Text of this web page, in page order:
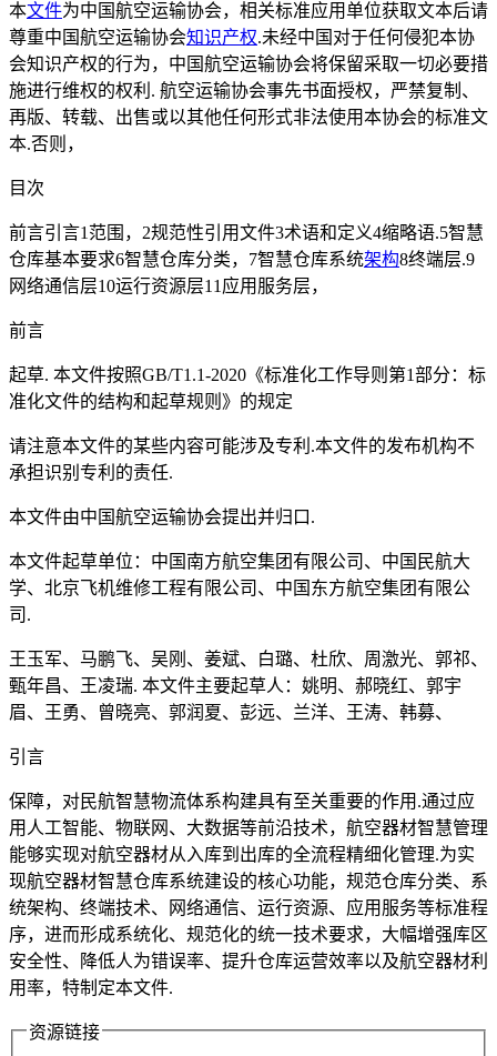
本文件为中国航空运输协会，相关标准应用单位获取文本后请
尊重中国航空运输协会知识产权.未经中国对于任何侵犯本协
会知识产权的行为，中国航空运输协会将保留采取一切必要措
施进行维权的权利. 航空运输协会事先书面授权，严禁复制、
再版、转载、出售或以其他任何形式非法使用本协会的标准文
本.否则，
目次
前言引言1范围，2规范性引用文件3术语和定义4缩略语.5智慧
仓库基本要求6智慧仓库分类，7智慧仓库系统架构8终端层.9
网络通信层10运行资源层11应用服务层，
前言
起草. 本文件按照GB/T1.1-2020《标准化工作导则第1部分：标
准化文件的结构和起草规则》的规定
请注意本文件的某些内容可能涉及专利.本文件的发布机构不
承担识别专利的责任.
本文件由中国航空运输协会提出并归口.
本文件起草单位：中国南方航空集团有限公司、中国民航大
学、北京飞机维修工程有限公司、中国东方航空集团有限公
司.
王玉军、马鹏飞、吴刚、姜斌、白璐、杜欣、周激光、郭祁、
甄年昌、王凌瑞. 本文件主要起草人：姚明、郝晓红、郭宇
眉、王勇、曾晓亮、郭润夏、彭远、兰洋、王涛、韩募、
引言
保障，对民航智慧物流体系构建具有至关重要的作用.通过应
用人工智能、物联网、大数据等前沿技术，航空器材智慧管理
能够实现对航空器材从入库到出库的全流程精细化管理.为实
现航空器材智慧仓库系统建设的核心功能，规范仓库分类、系
统架构、终端技术、网络通信、运行资源、应用服务等标准程
序，进而形成系统化、规范化的统一技术要求，大幅增强库区
安全性、降低人为错误率、提升仓库运营效率以及航空器材利
用率，特制定本文件.
资源链接